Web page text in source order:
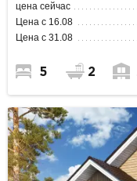
цена сейчас
Цена с 16.08
Цена с 31.08
5 2